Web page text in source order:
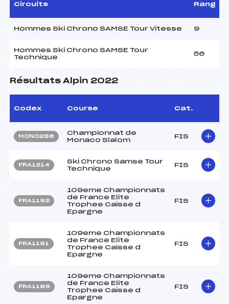
Circuits Rang
Hommes Ski Chrono SAMSE Tour Vitesse 9
Hommes Ski Chrono SAMSE Tour
Technique
56
Résultats Alpin 2022
Codex Course Cat.
MON0296
Championnat de
Monaco Slalom
FIS
FRA1214
Ski Chrono Samse Tour
Technique
FIS
FRA1192
109eme Championnats
de France Elite
Trophee Caisse d
Epargne
FIS
FRA1191
109eme Championnats
de France Elite
Trophee Caisse d
Epargne
FIS
FRA1189
109eme Championnats
de France Elite
Trophee Caisse d
Epargne
FIS